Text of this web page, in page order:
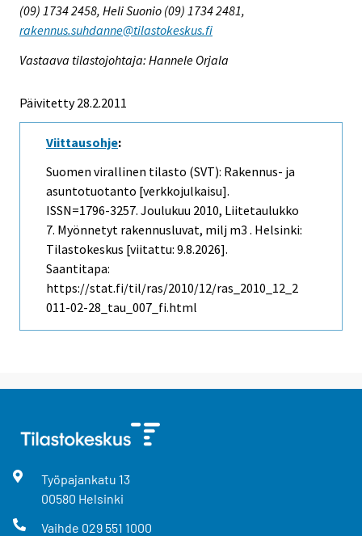
(09) 1734 2458, Heli Suonio (09) 1734 2481,
rakennus.suhdanne@tilastokeskus.fi
Vastaava tilastojohtaja: Hannele Orjala
Päivitetty 28.2.2011
Viittausohje:
Suomen virallinen tilasto (SVT): Rakennus- ja
asuntotuotanto [verkkojulkaisu].
ISSN=1796-3257. Joulukuu 2010, Liitetaulukko
7. Myönnetyt rakennusluvat, milj m3 . Helsinki:
Tilastokeskus [viitattu: 9.8.2026].
Saantitapa:
https://stat.fi/til/ras/2010/12/ras_2010_12_2
011-02-28_tau_007_fi.html
Työpajankatu 13
00580 Helsinki
Vaihde 029 551 1000